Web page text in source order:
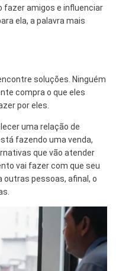
fazer amigos e influenciar
ela, a palavra mais
soluções. Ninguém
compra o que eles
por eles.
uma relação de
fazendo uma venda,
que vão atender
vai fazer com que seu
outras pessoas, afinal, o